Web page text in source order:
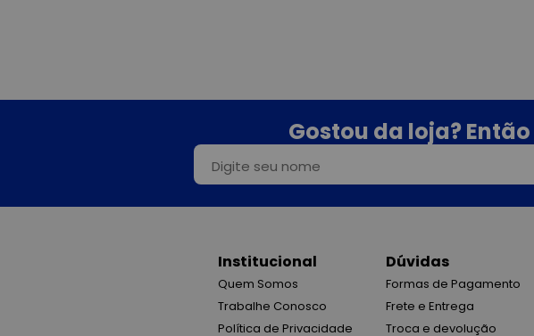
Gostou da loja?
Institucional
Quem Somos
Trabalhe Conosco
Política de Privacidade
Dúvidas
Formas de Pagamento
Frete e Entrega
Troca e devolução